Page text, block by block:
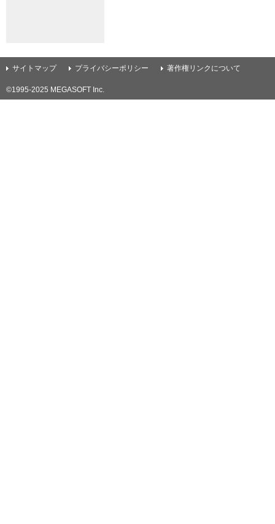
サイトマップ プライバシーポリシー 著作権リンクについて
©1995-2025 MEGASOFT Inc.